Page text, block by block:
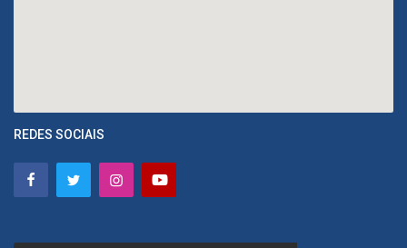
REDES SOCIAIS